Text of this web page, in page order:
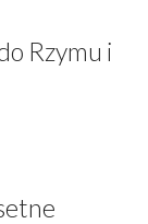
Rzymu i